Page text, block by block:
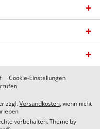
Cookie-Einstellungen
zzgl.Versandkosten, wenn nicht
vorbehalten. Theme by